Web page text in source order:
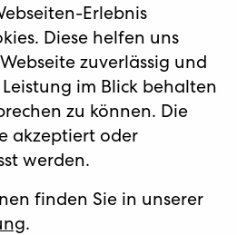
Erlebnis
Diese helfen uns
zuverlässig und
im Blick behalten
zu können. Die
akzeptiert oder
werden.
finden Sie in unserer
.